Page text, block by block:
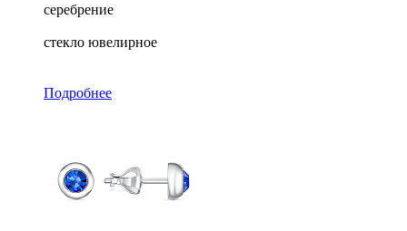
серебрение
стекло ювелирное
Подробнее